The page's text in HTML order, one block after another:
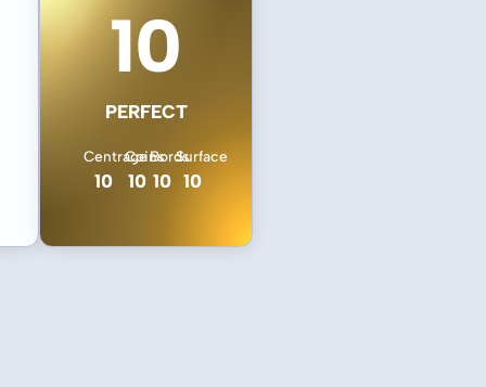
10
PERFECT
Centrage
10
Coins
10
Bords
10
Surface
10